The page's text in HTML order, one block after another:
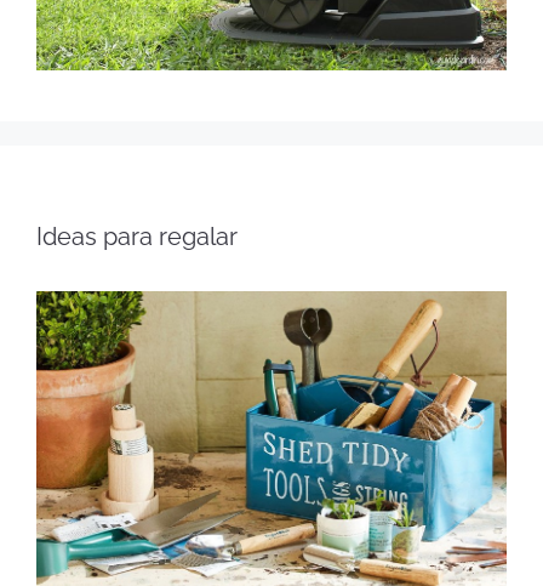
Ideas para regalar